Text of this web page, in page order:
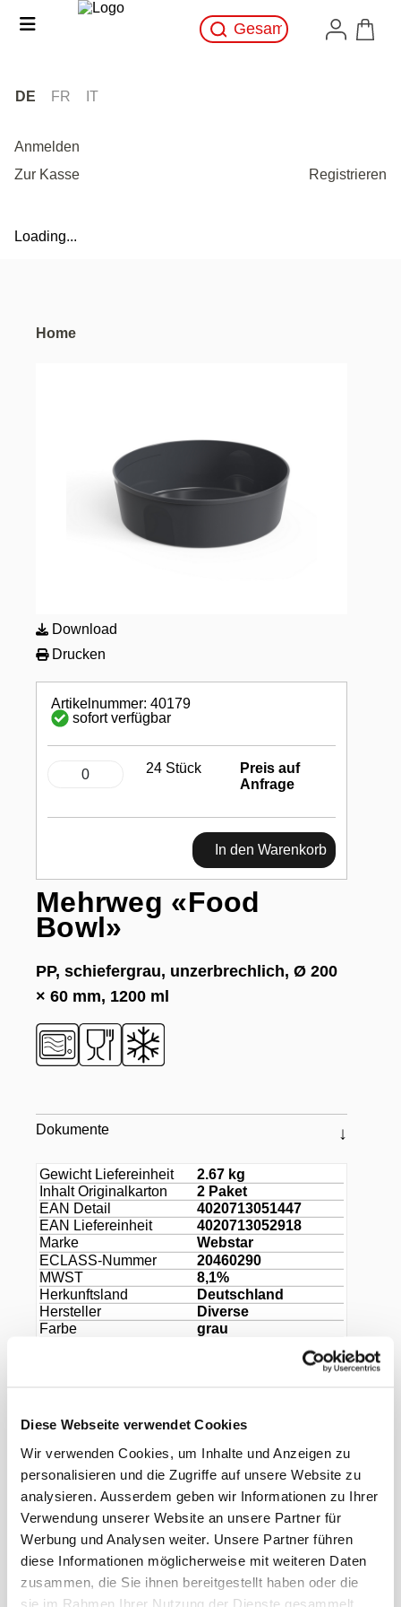
Diese Webseite verwendet Cookies
Wir verwenden Cookies, um Inhalte und Anzeigen zu
personalisieren und die Zugriffe auf unsere Website zu
analysieren. Ausserdem geben wir Informationen zu Ihrer
Verwendung unserer Website an unsere Partner für
Werbung und Analysen weiter. Unsere Partner führen
diese Informationen möglicherweise mit weiteren Daten
zusammen, die Sie ihnen bereitgestellt haben oder die
sie im Rahmen Ihrer Nutzung der Dienste gesammelt
DE FR IT
Anmelden
Zur Kasse
Registrieren
Loading...
Home
Download
Drucken
Mehrweg «Food
Bowl»
PP, schiefergrau, unzerbrechlich, Ø 200
× 60 mm, 1200 ml
Dokumente
Artikelnummer: 40179
sofort verfügbar
24 Stück
Preis auf
Anfrage
In den Warenkorb
Gewicht Liefereinheit
2.67 kg
Inhalt Originalkarton
2 Paket
EAN Detail
4020713051447
EAN Liefereinheit
4020713052918
Marke
Webstar
ECLASS-Nummer
20460290
MWST
8,1%
Herkunftsland
Deutschland
Hersteller
Diverse
Farbe
grau
Zubehör